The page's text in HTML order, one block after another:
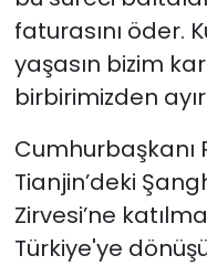
faturasını öder.
yaşasın bizim
birbirimizden
Cumhurbaşkanı
Tianjin’deki
Zirvesi’ne
Türkiye'ye